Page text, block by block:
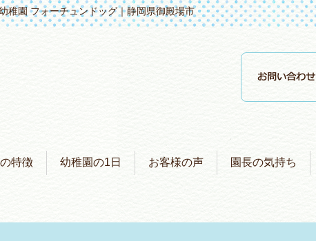
稚園 フォーチュンドッグ｜静岡県御殿場市
特徴 幼稚園の1日 お客様の声 園長の気持ち